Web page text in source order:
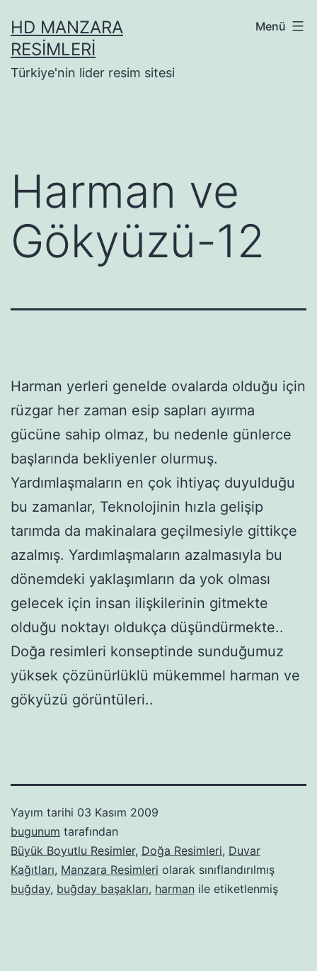
geçHD MANZARA
RESIMLERI
Türkiye'nin lider resim sitesi
Menü
Harman ve
Gökyüzü-12
Harman yerleri genelde ovalarda olduğu için
rüzgar her zaman esip sapları ayırma
gücüne sahip olmaz, bu nedenle günlerce
başlarında bekliyenler olurmuş.
Yardımlaşmaların en çok ihtiyaç duyulduğu
bu zamanlar, Teknolojinin hızla gelişip
tarımda da makinalara geçilmesiyle gittikçe
azalmış. Yardımlaşmaların azalmasıyla bu
dönemdeki yaklaşımların da yok olması
gelecek için insan ilişkilerinin gitmekte
olduğu noktayı oldukça düşündürmekte..
Doğa resimleri konseptinde sunduğumuz
yüksek çözünürlüklü mükemmel harman ve
gökyüzü görüntüleri..
Yayım tarihi 03 Kasım 2009
bugunum tarafından
Büyük Boyutlu Resimler, Doğa Resimleri, Duvar
Kağıtları, Manzara Resimleri olarak sınıflandırılmış
buğday, buğday başakları, harman ile etiketlenmiş